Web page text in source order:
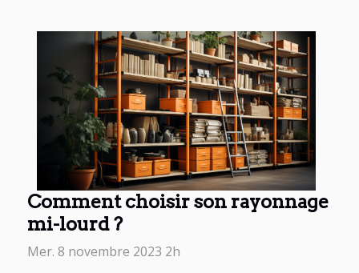
Comment choisir son rayonnage
mi-lourd ?
Mer. 8 novembre 2023 2h